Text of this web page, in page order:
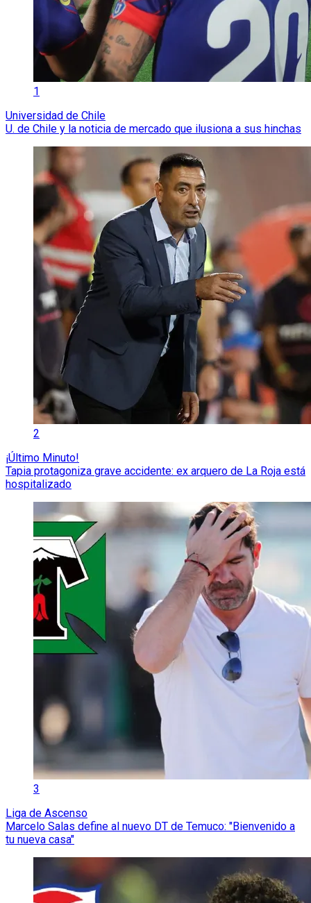
1
Universidad de Chile
U. de Chile y la noticia de mercado que ilusiona a sus hinchas
2
¡Último Minuto!
Tapia protagoniza grave accidente: ex arquero de La Roja está
hospitalizado
3
Liga de Ascenso
Marcelo Salas define al nuevo DT de Temuco: "Bienvenido a
tu nueva casa"